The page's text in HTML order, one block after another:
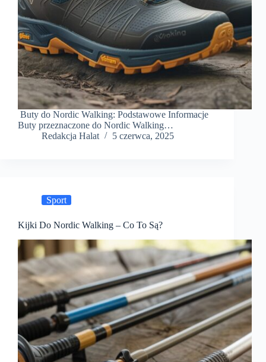
Buty do Nordic Walking: Podstawowe Informacje
Buty przeznaczone do Nordic Walking…
Redakcja Halat
5 czerwca, 2025
Sport
Kijki Do Nordic Walking – Co To Są?